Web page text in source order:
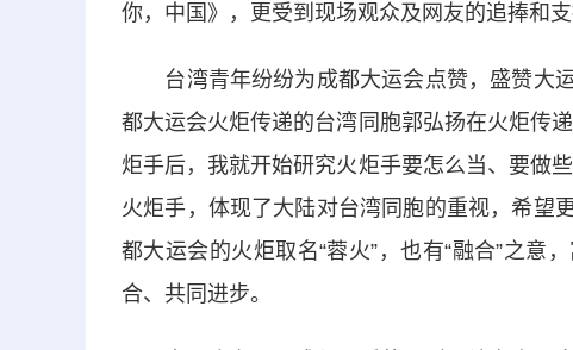
你，中国》，更受到现场观众及网友的追捧和支
台湾青年纷纷为成都大运会点赞，盛赞大
都大运会火炬传递的台湾同胞郭弘扬在火炬传
炬手后，我就开始研究火炬手要怎么当、要做
火炬手，体现了大陆对台湾同胞的重视，希望
都大运会的火炬取名“蓉火”，也有“融合”之意
合、共同进步。